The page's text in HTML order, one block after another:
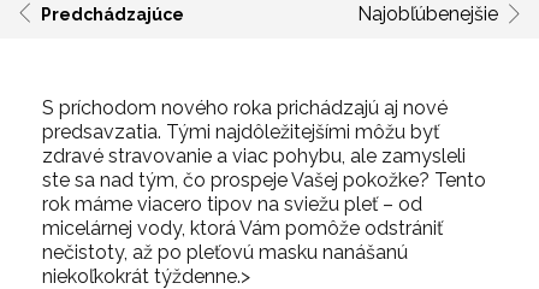
Predchádzajúce Najobľúbenejšie
S príchodom nového roka prichádzajú aj nové
predsavzatia. Tými najdôležitejšími môžu byť
zdravé stravovanie a viac pohybu, ale zamysleli
ste sa nad tým, čo prospeje Vašej pokožke? Tento
rok máme viacero tipov na sviežu pleť – od
micelárnej vody, ktorá Vám pomôže odstrániť
nečistoty, až po pleťovú masku nanášanú
niekoľkokrát týždenne.>